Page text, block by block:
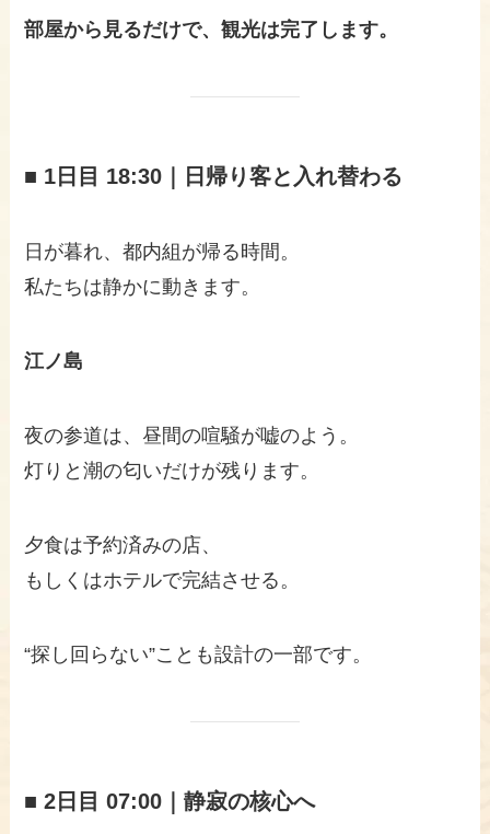
部屋から見るだけで、観光は完了します。
■ 1日目 18:30｜日帰り客と入れ替わる
日が暮れ、都内組が帰る時間。
私たちは静かに動きます。
江ノ島
夜の参道は、昼間の喧騒が嘘のよう。
灯りと潮の匂いだけが残ります。
夕食は予約済みの店、
もしくはホテルで完結させる。
“探し回らない”ことも設計の一部です。
■ 2日目 07:00｜静寂の核心へ